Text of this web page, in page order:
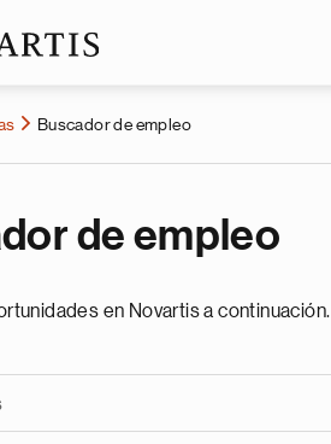
Buscador de empleo
de empleo
en Novartis a continuación.